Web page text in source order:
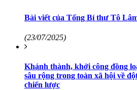
Bài viết của Tổng Bí thư Tô
(23/07/2025)
Khánh thành, khởi công đồng
sâu rộng trong toàn xã hội về
chiến lược